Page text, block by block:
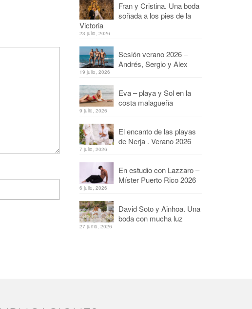
Fran y Cristina. Una boda
soñada a los pies de la
Victoria
23 julio, 2026
Sesión verano 2026 –
Andrés, Sergio y Alex
19 julio, 2026
Eva – playa y Sol en la
costa malagueña
9 julio, 2026
El encanto de las playas
de Nerja . Verano 2026
7 julio, 2026
En estudio con Lazzaro –
Míster Puerto Rico 2026
6 julio, 2026
David Soto y Ainhoa. Una
boda con mucha luz
27 junio, 2026